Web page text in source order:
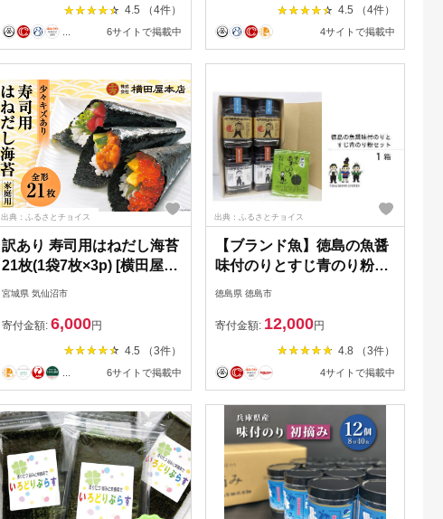
4.5 （4件）
6サイトで掲載中
4.5 （4件）
4サイトで掲載中
出典：ふるさとチョイス
訳あり 寿司用はねだし海苔
21枚(1袋7枚×3p) [横田屋本
店 宮城県 気仙沼市
海苔 ノリ 焼き海苔 家庭用
宮城県 気仙沼市
寄付金額: 6,000円
4.5 （3件）
6サイトで掲載中
出典：ふるさとチョイス
【ブランド魚】徳島の魚醤
味付のりとすじ青のり粉セ
ット（１箱）
徳島県 徳島市
寄付金額: 12,000円
4.8 （3件）
4サイトで掲載中